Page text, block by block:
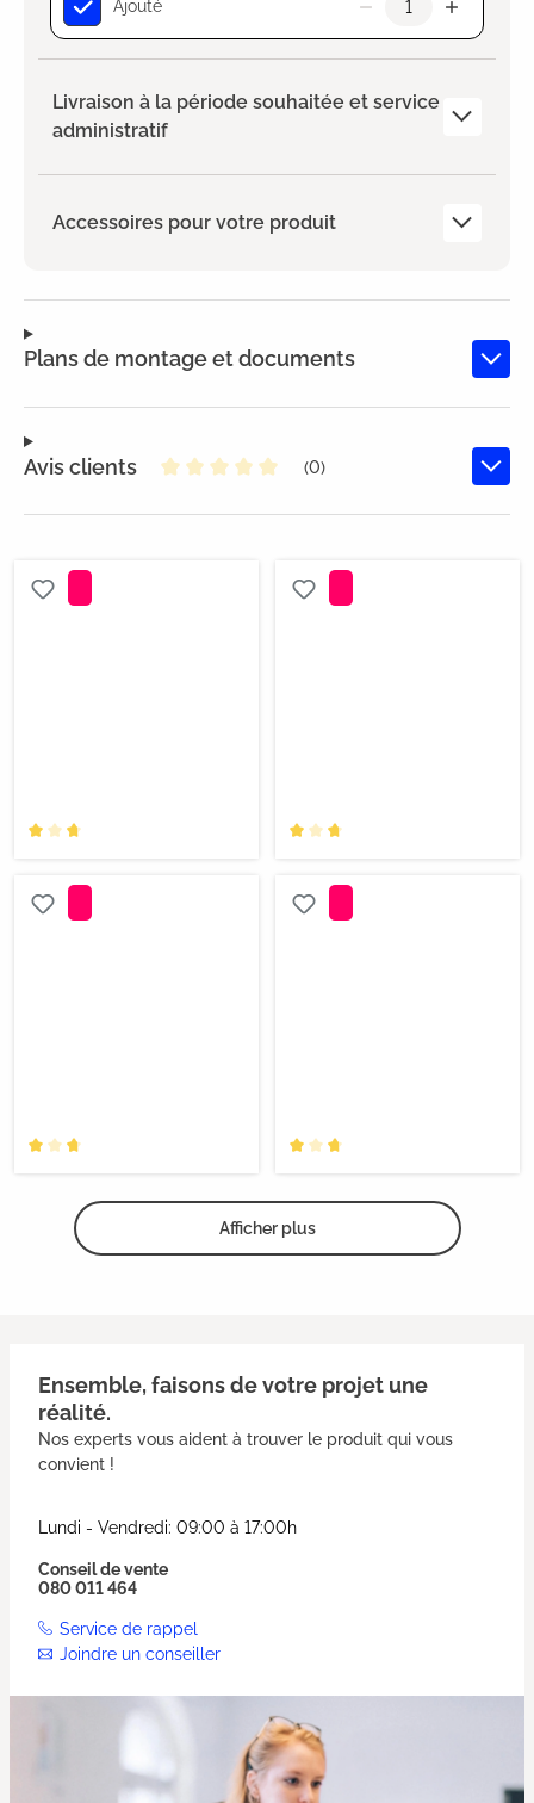
Ajouté
Livraison à la période souhaitée et service
administratif
Accessoires pour votre produit
Plans de montage et documents
Avis clients
(0)
Afficher plus
Ensemble, faisons de votre projet une
réalité.
Nos experts vous aident à trouver le produit qui vous
convient !
Lundi - Vendredi: 09:00 à 17:00h
Conseil de vente
080 011 464
Service de rappel
Joindre un conseiller